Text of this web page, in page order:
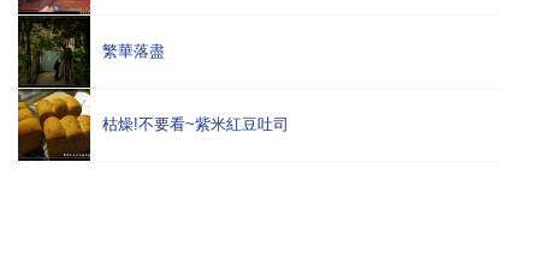
繁華落盡
枯燥!不要看~紫米紅豆吐司